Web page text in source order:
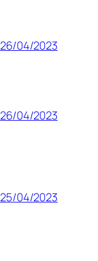
26/04/2023
26/04/2023
25/04/2023